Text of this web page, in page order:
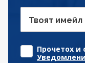
Твоят
Прочетох и